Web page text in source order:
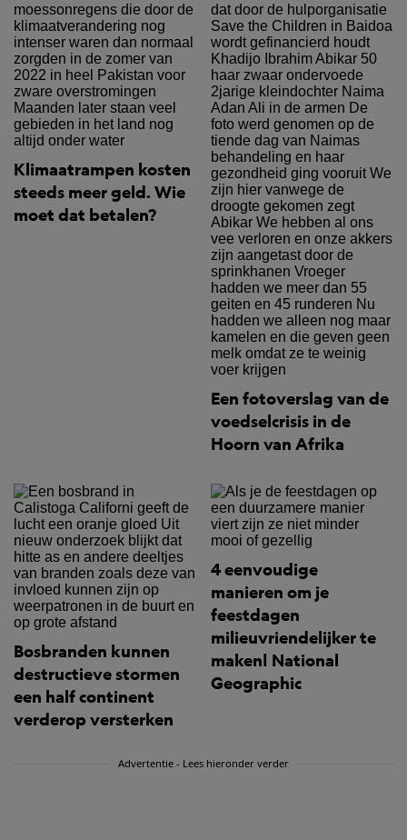
Klimaatrampen kosten
steeds meer geld. Wie
moet dat betalen?
Een fotoverslag van de
voedselcrisis in de
Hoorn van Afrika
Bosbranden kunnen
destructieve stormen
een half continent
verderop versterken
4 eenvoudige
manieren om je
feestdagen
milieuvriendelijker te
maken| National
Geographic
Advertentie - Lees hieronder verder